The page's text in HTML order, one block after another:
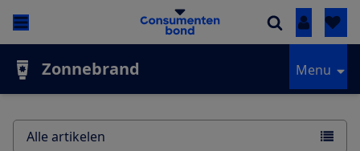
Inloggen
Zonnebrand Menu
Alle artikelen